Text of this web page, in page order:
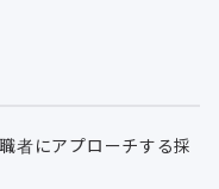
者にアプローチする採